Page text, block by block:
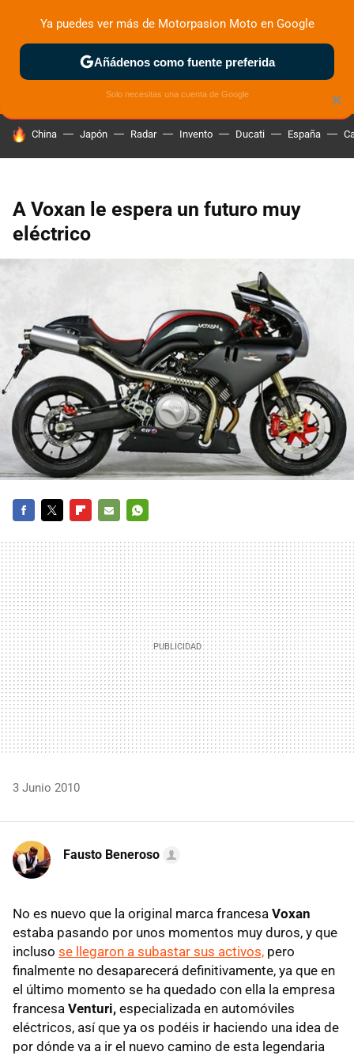
ZONA DE PRUEBAS DEPORTIVAS MOTOS ELÉCTRICAS
HOY SE HABLA DE
China Japón Radar Invento Ducati España
A Voxan le espera un futuro muy
eléctrico
MAIL
3 Junio 2010
Fausto Beneroso
No es nuevo que la original marca francesa Voxan
estaba pasando por unos momentos muy duros, y que
incluso se llegaron a subastar sus activos, pero
finalmente no desaparecerá definitivamente, ya que en
el último momento se ha quedado con ella la empresa
francesa Venturi, especializada en automóviles
eléctricos, así que ya os podéis ir haciendo una idea de
por dónde va a ir el nuevo camino de esta legendaria
×
Ya puedes ver más de Motorpasion Moto en Google
Añádenos como fuente preferida
Solo necesitas una cuenta de Google